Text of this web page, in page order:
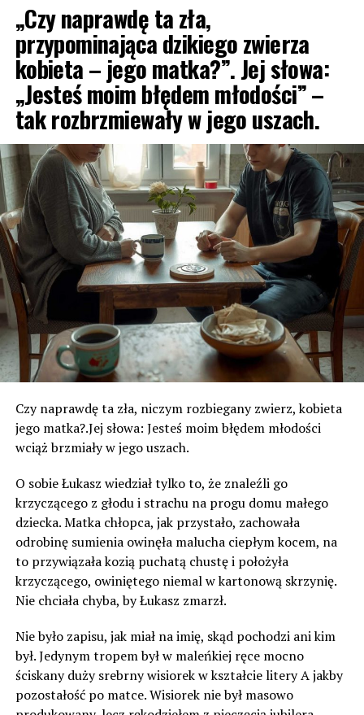
„Czy naprawdę ta zła,
przypominająca dzikiego zwierza
kobieta – jego matka?”. Jej słowa:
„Jesteś moim błędem młodości” –
tak rozbrzmiewały w jego uszach.
Czy naprawdę ta zła, niczym rozbiegany zwierz, kobieta
jego matka?.Jej słowa: Jesteś moim błędem młodości
wciąż brzmiały w jego uszach.
O sobie Łukasz wiedział tylko to, że znaleźli go
krzyczącego z głodu i strachu na progu domu małego
dziecka. Matka chłopca, jak przystało, zachowała
odrobinę sumienia owinęła malucha ciepłym kocem, na
to przywiązała kozią puchatą chustę i położyła
krzyczącego, owiniętego niemal w kartonową skrzynię.
Nie chciała chyba, by Łukasz zmarzł.
Nie było zapisu, jak miał na imię, skąd pochodzi ani kim
był. Jedynym tropem był w maleńkiej ręce mocno
ściskany duży srebrny wisiorek w kształcie litery A jakby
pozostałość po matce. Wisiorek nie był masowo